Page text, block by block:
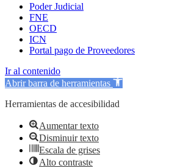
Poder Judicial
FNE
OECD
ICN
Portal pago de Proveedores
Ir al contenido
Abrir barra de herramientas
Herramientas de accesibilidad
Aumentar texto
Disminuir texto
Escala de grises
Alto contraste